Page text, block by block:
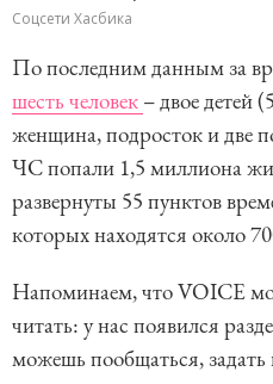
Соцсети Хасбика
По последним данным за
шесть человек – двое детей
женщина, подросток и две
ЧС попали 1,5 миллиона
развернуты 55 пунктов
которых находятся около
Напоминаем, что VOICE
читать: у нас появился
можешь пообщаться, задать